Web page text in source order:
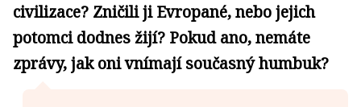
civilizace? Zničili ji Evropané, nebo jejich
potomci dodnes žijí? Pokud ano, nemáte
zprávy, jak oni vnímají současný humbuk?